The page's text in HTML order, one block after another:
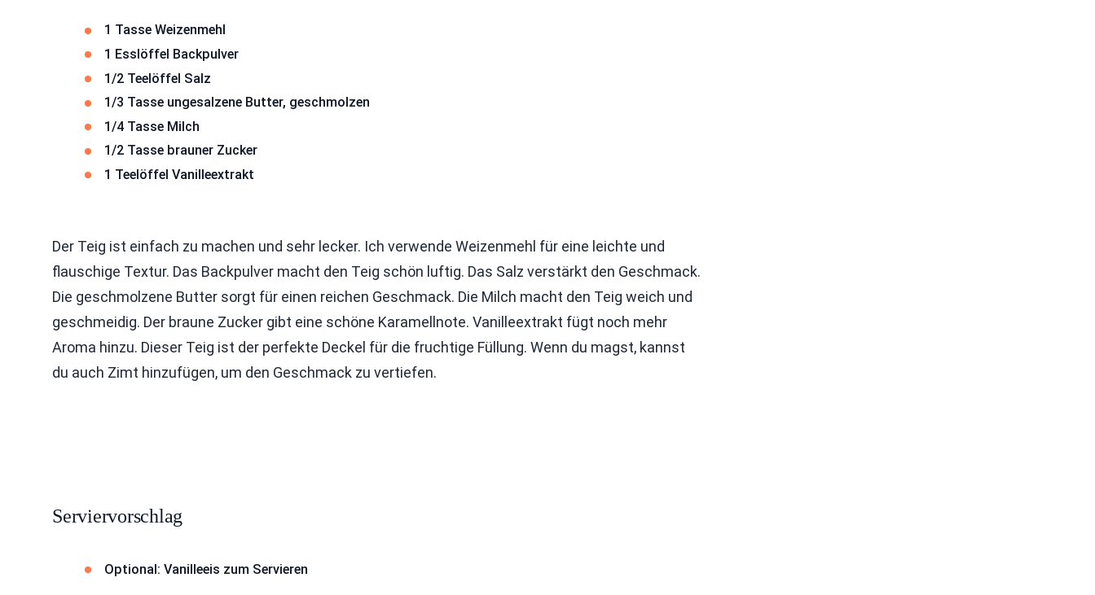
1 Tasse Weizenmehl
1 Esslöffel Backpulver
1/2 Teelöffel Salz
1/3 Tasse ungesalzene Butter, geschmolzen
1/4 Tasse Milch
1/2 Tasse brauner Zucker
1 Teelöffel Vanilleextrakt
Der Teig ist einfach zu machen und sehr lecker. Ich verwende Weizenmehl für eine leichte und
flauschige Textur. Das Backpulver macht den Teig schön luftig. Das Salz verstärkt den Geschmack.
Die geschmolzene Butter sorgt für einen reichen Geschmack. Die Milch macht den Teig weich und
geschmeidig. Der braune Zucker gibt eine schöne Karamellnote. Vanilleextrakt fügt noch mehr
Aroma hinzu. Dieser Teig ist der perfekte Deckel für die fruchtige Füllung. Wenn du magst, kannst
du auch Zimt hinzufügen, um den Geschmack zu vertiefen.
Serviervorschlag
Optional: Vanilleeis zum Servieren